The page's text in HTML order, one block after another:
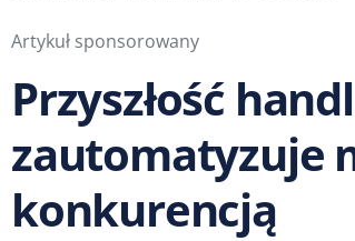
Artykuł sponsorowany
Przyszłość
zautomatyzuje
konkurencją